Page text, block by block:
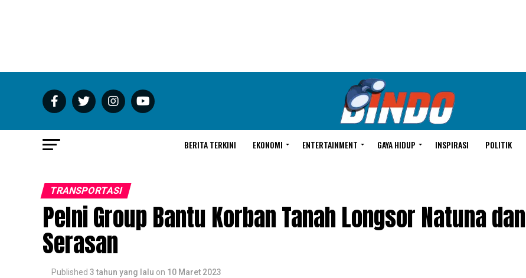
BERITA TERKINI EKONOMI ENTERTAINMENT GAYA HIDUP INSPIRASI POLITIK
TRANSPORTASI
Pelni Group Bantu Korban Tanah Longsor Natuna dan
Serasan
Published 3 tahun yang lalu on 10 Maret 2023